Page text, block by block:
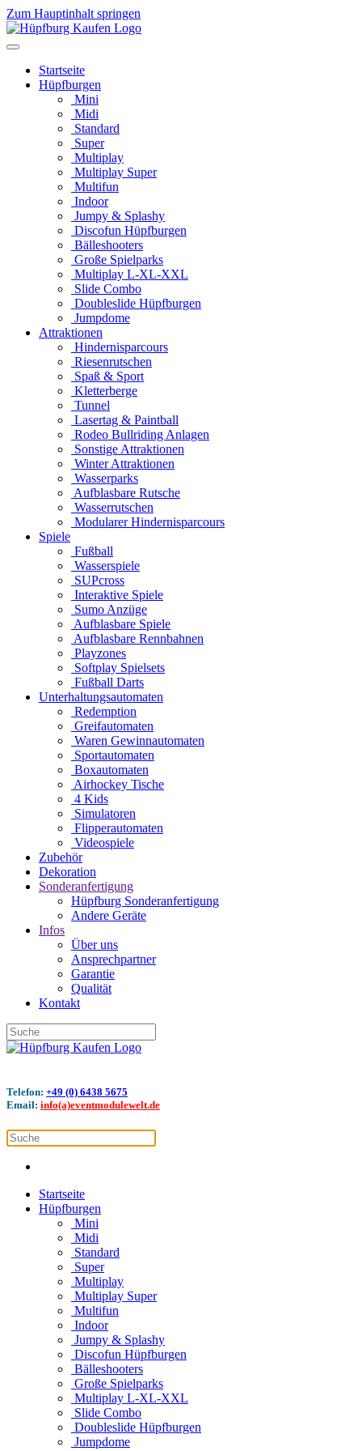
Zum Hauptinhalt springen
Startseite
Hüpfburgen
Mini
Midi
Standard
Super
Multiplay
Multiplay Super
Multifun
Indoor
Jumpy & Splashy
Discofun Hüpfburgen
Bälleshooters
Große Spielparks
Multiplay L-XL-XXL
Slide Combo
Doubleslide Hüpfburgen
Jumpdome
Attraktionen
Hindernisparcours
Riesenrutschen
Spaß & Sport
Kletterberge
Tunnel
Lasertag & Paintball
Rodeo Bullriding Anlagen
Sonstige Attraktionen
Winter Attraktionen
Wasserparks
Aufblasbare Rutsche
Wasserrutschen
Modularer Hindernisparcours
Spiele
Fußball
Wasserspiele
SUPcross
Interaktive Spiele
Sumo Anzüge
Aufblasbare Spiele
Aufblasbare Rennbahnen
Playzones
Softplay Spielsets
Fußball Darts
Unterhaltungsautomaten
Redemption
Greifautomaten
Waren Gewinnautomaten
Sportautomaten
Boxautomaten
Airhockey Tische
4 Kids
Simulatoren
Flipperautomaten
Videospiele
Zubehör
Dekoration
Sonderanfertigung
Hüpfburg Sonderanfertigung
Andere Geräte
Infos
Über uns
Ansprechpartner
Garantie
Qualität
Kontakt
Telefon: +49 (0) 6438 5675
Email: info(a)eventmodulewelt.de
Startseite
Hüpfburgen
Mini
Midi
Standard
Super
Multiplay
Multiplay Super
Multifun
Indoor
Jumpy & Splashy
Discofun Hüpfburgen
Bälleshooters
Große Spielparks
Multiplay L-XL-XXL
Slide Combo
Doubleslide Hüpfburgen
Jumpdome